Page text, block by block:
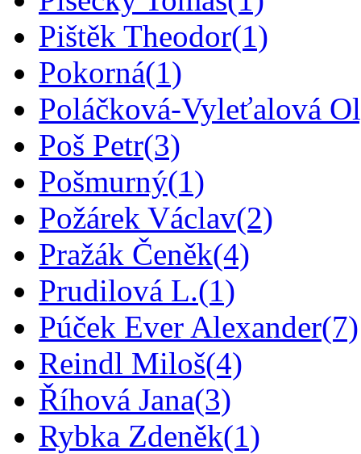
Pištěk Theodor(1)
Pokorná(1)
Poláčková-Vyleťalová
Poš Petr(3)
Pošmurný(1)
Požárek Václav(2)
Pražák Čeněk(4)
Prudilová L.(1)
Púček Ever Alexander(7)
Reindl Miloš(4)
Říhová Jana(3)
Rybka Zdeněk(1)